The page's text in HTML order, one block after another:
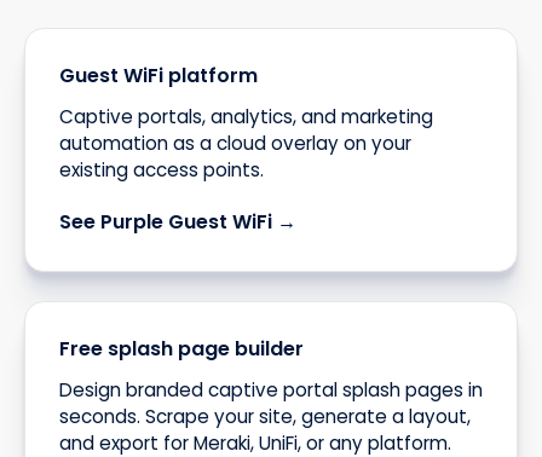
Guest WiFi platform
Captive portals, analytics, and marketing
automation as a cloud overlay on your
existing access points.
See Purple Guest WiFi →
Free splash page builder
Design branded captive portal splash pages in
seconds. Scrape your site, generate a layout,
and export for Meraki, UniFi, or any platform.